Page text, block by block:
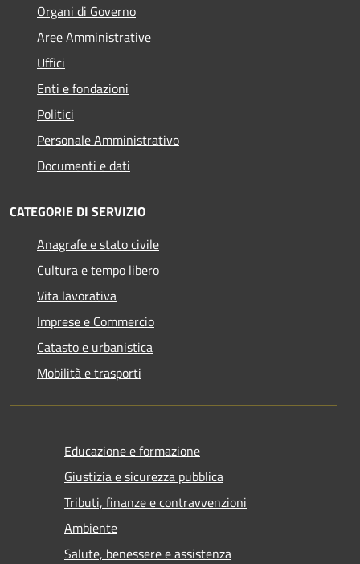
Organi di Governo
Aree Amministrative
Uffici
Enti e fondazioni
Politici
Personale Amministrativo
Documenti e dati
CATEGORIE DI SERVIZIO
Anagrafe e stato civile
Cultura e tempo libero
Vita lavorativa
Imprese e Commercio
Catasto e urbanistica
Mobilità e trasporti
Educazione e formazione
Giustizia e sicurezza pubblica
Tributi, finanze e contravvenzioni
Ambiente
Salute, benessere e assistenza